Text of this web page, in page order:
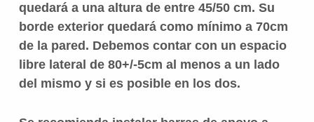
quedará a una altura de entre 45/50 cm. Su
borde exterior quedará como mínimo a 70cm
de la pared. Debemos contar con un espacio
libre lateral de 80+/-5cm al menos a un lado
del mismo y si es posible en los dos.